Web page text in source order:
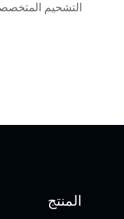
التشحيم
المنتج